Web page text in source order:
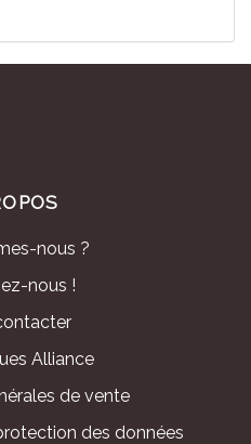
nous ?
nous !
Alliance
de vente
des données